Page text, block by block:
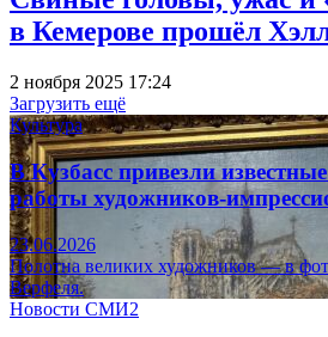
в Кемерове прошёл
2 ноября 2025 17:24
Загрузить ещё
Культура
В Кузбасс привезли
работы художников-
23.06.2026
Полотна великих художников — в
Верфеля.
Новости СМИ2